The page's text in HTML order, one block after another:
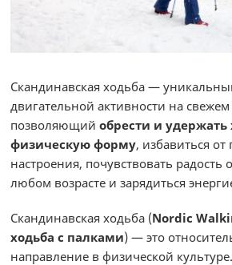
Скандинавская ходьба —
двигательной активности на свежем
позволяющийобрести и
физическую форму, избавиться от
настроения, почувствовать радость
любом возрасте и зарядиться
Скандинавская ходьба (Nordic
ходьба с палками) — это
направление в физической